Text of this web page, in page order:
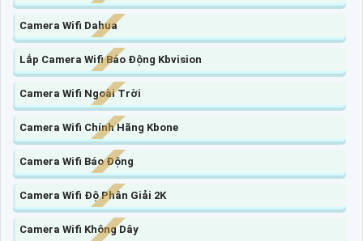
Camera Wifi Dahua
Lắp Camera Wifi Báo Động Kbvision
Camera Wifi Ngoài Trời
Camera Wifi Chính Hãng Kbone
Camera Wifi Báo Động
Camera Wifi Độ Phân Giải 2K
Camera Wifi Không Dây